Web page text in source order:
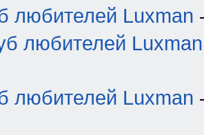
любителей Luxman
любителей Luxman
любителей Luxman